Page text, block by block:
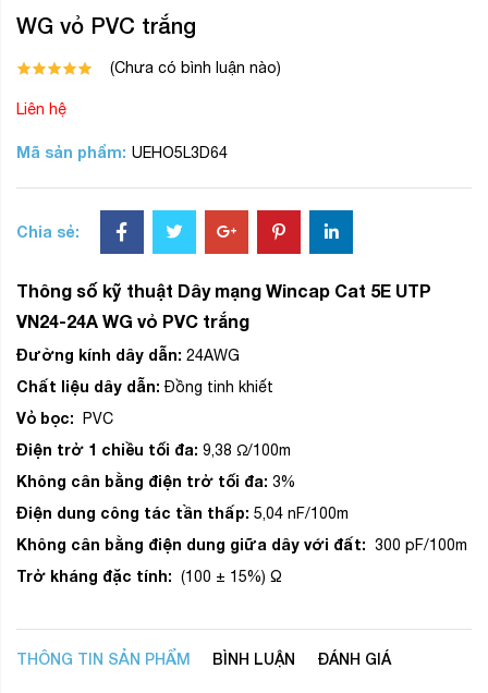
WG vỏ PVC trắng
(Chưa có bình luận nào)
Liên hệ
Mã sản phẩm: UEHO5L3D64
Chia sẻ:
Thông số kỹ thuật Dây mạng Wincap Cat 5E UTP
VN24-24A WG vỏ PVC trắng
Đường kính dây dẫn: 24AWG
Chất liệu dây dẫn:Đồng tinh khiết
Vỏ bọc: PVC
Điện trở 1 chiều tối đa: 9,38 Ω/100m
Không cân bằng điện trở tối đa: 3%
Điện dung công tác tần thấp: 5,04 nF/100m
Không cân bằng điện dung giữa dây với đất: 300 pF/100m
Trở kháng đặc tính: (100 ± 15%) Ω
THÔNG TIN SẢN PHẨM BÌNH LUẬN ĐÁNH GIÁ